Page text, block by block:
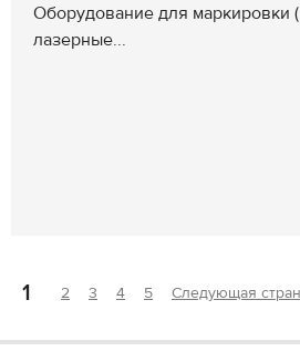
Оборудование для маркировки
лазерные...
1 2 3 4 5 Следующая